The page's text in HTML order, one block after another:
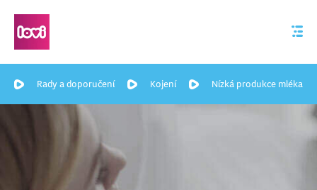
Rady a doporučení Kojení Nízká produkce mléka